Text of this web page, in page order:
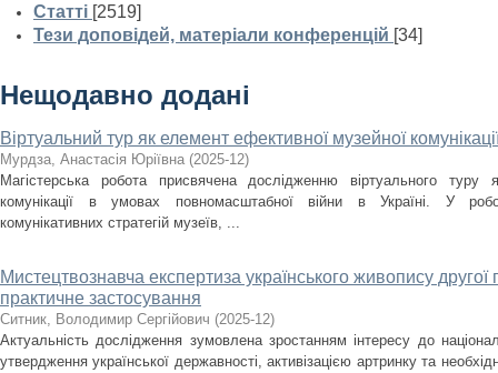
Статті [2519]
Тези доповідей, матеріали конференцій [34]
Нещодавно додані
Віртуальний тур як елемент ефективної музейної
Мурдза, Анастасія Юріївна (2025-12)
Магістерська робота присвячена дослідженню віртуального туру
комунікації в умовах повномасштабної війни в Україні. У
комунікативних стратегій музеїв, ...
Мистецтвознавча експертиза українського живопису другої
практичне застосування
Ситник, Володимир Сергійович (2025-12)
Актуальність дослідження зумовлена зростанням інтересу до
утвердження української державності, активізацією артринку та